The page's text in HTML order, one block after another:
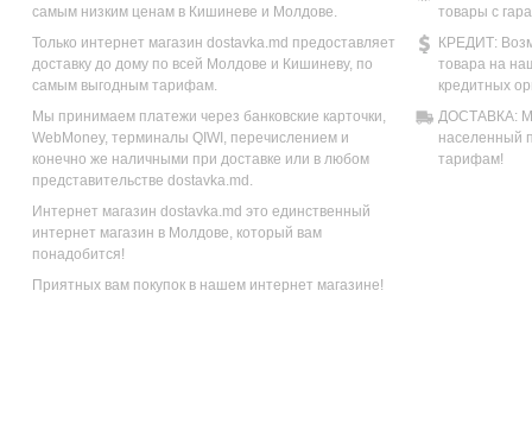
самым низким ценам в Кишиневе и Молдове.
Только интернет магазин dostavka.md предоставляет
доставку до дому по всей Молдове и Кишиневу, по
самым выгодным тарифам.
Мы принимаем платежи через банковские карточки,
WebMoney, терминалы QIWI, перечислением и
конечно же наличными при доставке или в любом
представительстве dostavka.md.
Интернет магазин dostavka.md это единственный
интернет магазин в Молдове, который вам
понадобится!
Приятных вам покупок в нашем интернет магазине!
товары с
КРЕДИТ:
товара на
кредитных
ДОСТАВКА:
населенный
тарифам!